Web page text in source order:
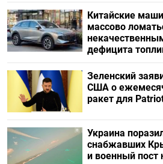
Китайские
массово
дефицита
Зеленский
США о
ракет для
Украина
снабжавших
и военный